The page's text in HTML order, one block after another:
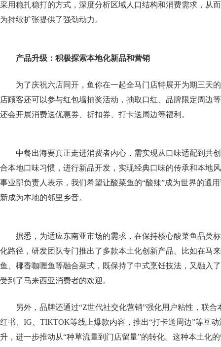
采用稳扎稳打的方式，深度分析区域人口结构和消费需求，从
为持续扩张提供了强劲动力。
产品升级： 积极探索本地化新品和营销
为了庆祝六店同开，鱼你在一起全马门店特展开为期三天
店顾客还可以参与红包墙抽奖活动，抽取口红、品牌限定周边
还会开展消费送优惠券、折扣券、打卡送周边等福利。
中餐出海要真正走进消费者内心，需实现从口味适配到共
合本地口味习惯，进行新品开发，实现经典口味的传承和本地
事业部负责人表示，我们希望让酸菜鱼的“酸辣”成为世界的通
新成为本地的邻里乡音。
据悉，为适应东南亚市场的需求，在保持核心酸菜鱼品类
化路径，研发团队专门推出了多款本土化创新产品。比如在马
鱼、椰香咖喱鱼等融合菜式，既保持了中式烹饪技法，又融入
受到了马来西亚消费者的欢迎。
另外，品牌还通过“Z世代社交化营销”强化用户粘性，联
红书、IG、TIKTOK等线上爆款内容，推出“打卡送周边”等互
升，进一步推动从“种草流量到门店留量”的转化。这种本土化